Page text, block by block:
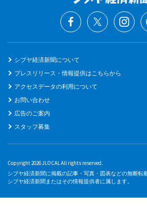
シブヤ経済新聞について
プレスリリース・情報提供はこちらから
アクセスデータの利用について
お問い合わせ
広告のご案内
スタッフ募集
Copyright 2026 JLOCAL All rights reserved.
シブヤ経済新聞に掲載の記事・写真・図表などの無断転
シブヤ経済新聞またはその情報提供者に属します。